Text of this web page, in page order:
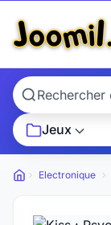
Jeux
Petites annonces
Electronique